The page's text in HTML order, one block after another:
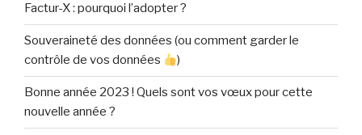
Factur-X : pourquoi l’adopter ?
Souveraineté des données (ou comment garder le
contrôle de vos données
)
Bonne année 2023 ! Quels sont vos vœux pour cette
nouvelle année ?